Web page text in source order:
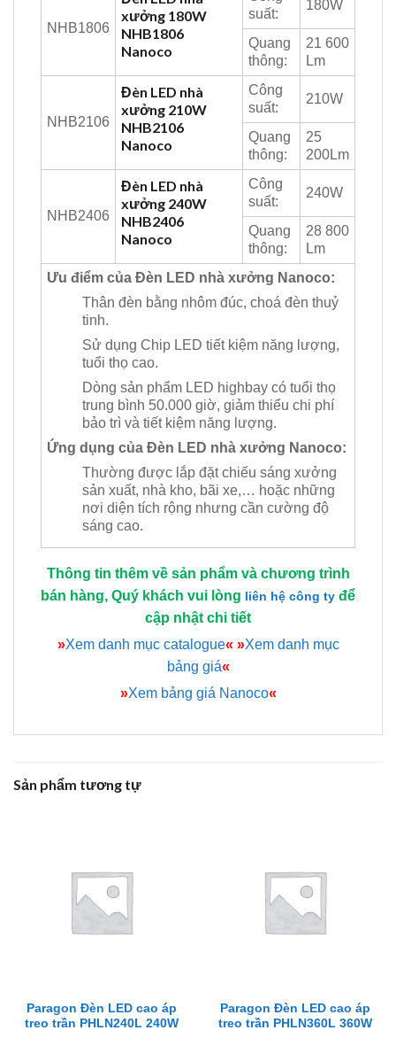
NHB1806
xưởng 180W
NHB1806
Nanoco
suất:
180W
Quang
thông:
21 600
Lm
NHB2106
Đèn LED nhà
xưởng 210W
NHB2106
Nanoco
Công
suất:
210W
Quang
thông:
25
200Lm
NHB2406
Đèn LED nhà
xưởng 240W
NHB2406
Nanoco
Công
suất:
240W
Quang
thông:
28 800
Lm
Ưu điểm của Đèn LED nhà xưởng Nanoco:
Thân đèn bằng nhôm đúc, choá đèn thuỷ
tinh.
Sử dụng Chip LED tiết kiệm năng lượng,
tuổi thọ cao.
Dòng sản phẩm LED highbay có tuổi thọ
trung bình 50.000 giờ, giảm thiểu chi phí
bảo trì và tiết kiệm năng lượng.
Ứng dụng của Đèn LED nhà xưởng Nanoco:
Thường được lắp đặt chiếu sáng xưởng
sản xuất, nhà kho, bãi xe,… hoặc những
nơi diện tích rộng nhưng cần cường độ
sáng cao.
Thông tin thêm về sản phẩm và chương trình
bán hàng, Quý khách vui lòng liên hệ công ty để
cập nhật chi tiết
»Xem danh mục catalogue« »Xem danh mục
bảng giá«
»Xem bảng giá Nanoco«
Sản phẩm tương tự
Paragon Đèn LED cao áp
treo trần PHLN240L 240W
Paragon Đèn LED cao áp
treo trần PHLN360L 360W